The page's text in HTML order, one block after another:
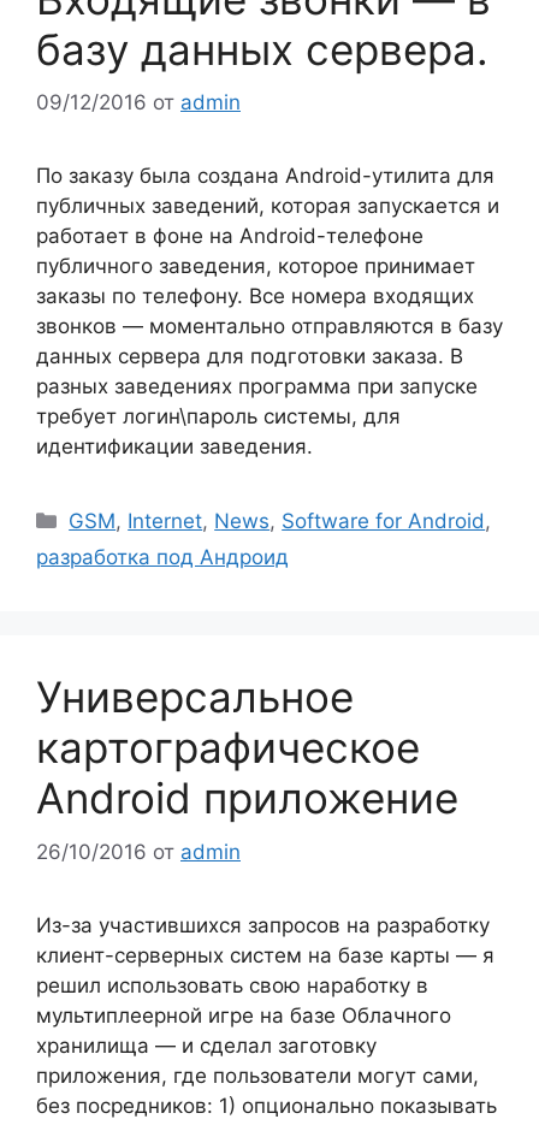
базу данных сервера.
09/12/2016 от admin
По заказу была создана Android-утилита для
публичных заведений, которая запускается и
работает в фоне на Android-телефоне
публичного заведения, которое принимает
заказы по телефону. Все номера входящих
звонков — моментально отправляются в базу
данных сервера для подготовки заказа. В
разных заведениях программа при запуске
требует логин\пароль системы, для
идентификации заведения.
Рубрики
GSM, Internet, News, Software for Android,
разработка под Андроид
Универсальное
картографическое
Android приложение
26/10/2016 от admin
Из-за участившихся запросов на разработку
клиент-серверных систем на базе карты — я
решил использовать свою наработку в
мультиплеерной игре на базе Облачного
хранилища — и сделал заготовку
приложения, где пользователи могут сами,
без посредников: 1) опционально показывать